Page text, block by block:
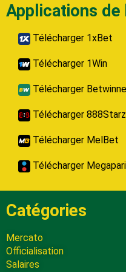
Applications de
Télécharger 1xBet
Télécharger 1Win
Télécharger
Télécharger 888Starz
Télécharger MelBet
Télécharger Megapari
Catégories
Mercato
Officialisation
Salaires